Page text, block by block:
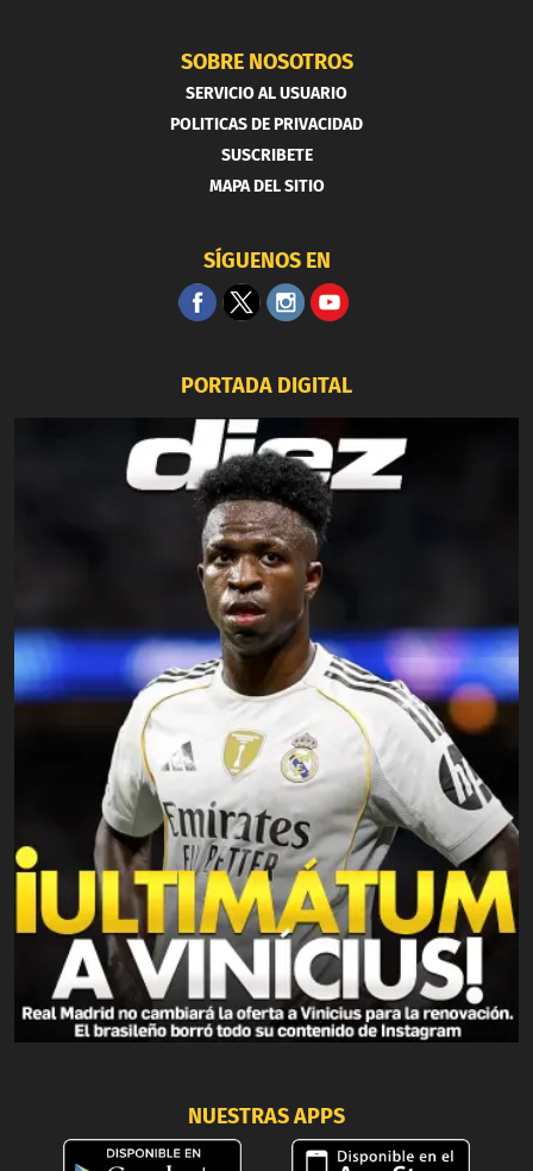
SOBRE NOSOTROS
SERVICIO AL USUARIO
POLITICAS DE PRIVACIDAD
SUSCRIBETE
MAPA DEL SITIO
SÍGUENOS EN
PORTADA DIGITAL
NUESTRAS APPS